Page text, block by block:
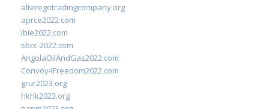
alteregotradingcompany.org
aprce2022.com
ibie2022.com
sbcc-2022.com
AngolaOilAndGas2022.com
Convoy4Freedom2022.com
grur2023.org
hkhk2023.org